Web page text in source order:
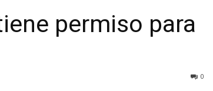
permiso para
0